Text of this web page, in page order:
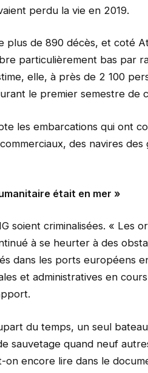
perdu la vie en 2019.
plus de 890 décès, et coté
particulièrement bas par
elle, à près de 2 100
le premier semestre de
les embarcations qui ont
des navires
était en mer »
soient criminalisées. « Les
à se heurter à des
dans les ports européens
et administratives en
du temps, un seul
sauvetage quand neuf
encore lire dans le